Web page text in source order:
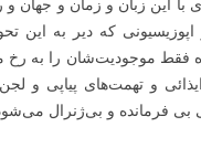
با این زبان و زمان و
که دیر به
فقط موجودیت‌شان را به رخ
و تهمت‌های پیاپی و
بی فرمانده و بی‌ژنرال